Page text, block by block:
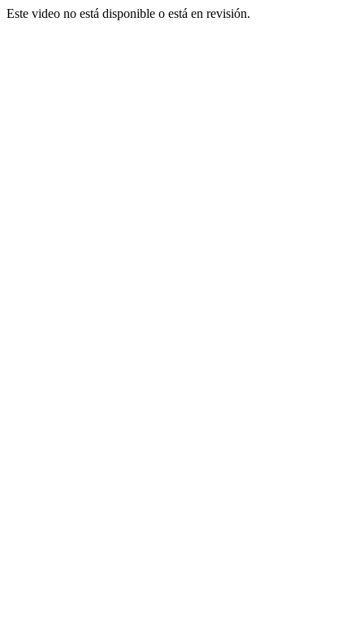
Este video no está disponible o está en revisión.